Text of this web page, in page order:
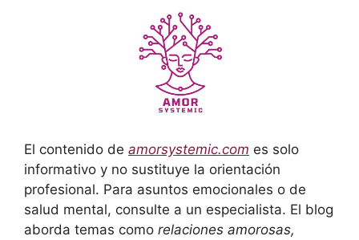
El contenido de amorsystemic.com es solo
informativo y no sustituye la orientación
profesional. Para asuntos emocionales o de
salud mental, consulte a un especialista. El blog
aborda temas como relaciones amorosas,